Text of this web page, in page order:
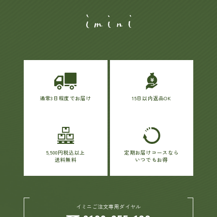
通常3日程度でお届け 15日以内返品OK
5,500円税込以上
送料無料
定期お届けコースなら
いつでもお得
イミニご注文専用ダイヤル